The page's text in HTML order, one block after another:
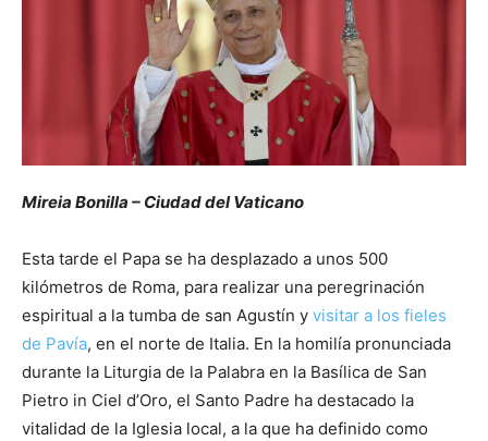
Mireia Bonilla – Ciudad del Vaticano
Esta tarde el Papa se ha desplazado a unos 500
kilómetros de Roma, para realizar una peregrinación
espiritual a la tumba de san Agustín y visitar a los fieles
de Pavía, en el norte de Italia. En la homilía pronunciada
durante la Liturgia de la Palabra en la Basílica de San
Pietro in Ciel d’Oro, el Santo Padre ha destacado la
vitalidad de la Iglesia local, a la que ha definido como